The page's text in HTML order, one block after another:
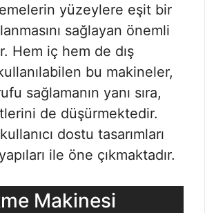
yüzeylere eşit bir
sağlayan önemli
Hem iç hem de dış
bu makineler,
sağlamanın yanı sıra,
de düşürmektedir.
dostu tasarımları
ile öne çıkmaktadır.
Makinesi